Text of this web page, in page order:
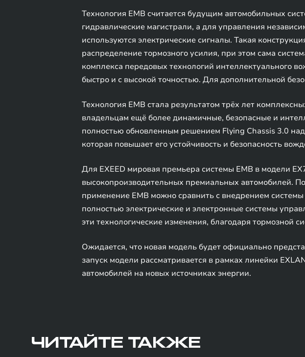
Технология EMB считается будущим автомобильных
гидравлические магистрали, а для управления
используются электрические сигналы. Такая
распределение тормозного усилия, при этом сама
комплекса передовых технологий интеллектуального
быстро и с высокой точностью. Для дополнительной
Технология EMB стала результатом трёх лет
владельцам ещё более динамичные, безопасные и
полностью обновленным решением Flying Chassis 3.0
которая повышает его устойчивость и безопасность
Для EXEED мировая премьера системы EMB в модели
высокопроизводительных премиальных автомобилей.
применение EMB можно сравнить с внедрением
полностью электрические и электронные системы
эти технологические изменения, благодаря тормозной
Ожидается, что новая модель будет официально
запуск модели рассматривается в рамках линейки
автомобилей на новых источниках энергии.
ЧИТАЙТЕ ТАКЖЕ